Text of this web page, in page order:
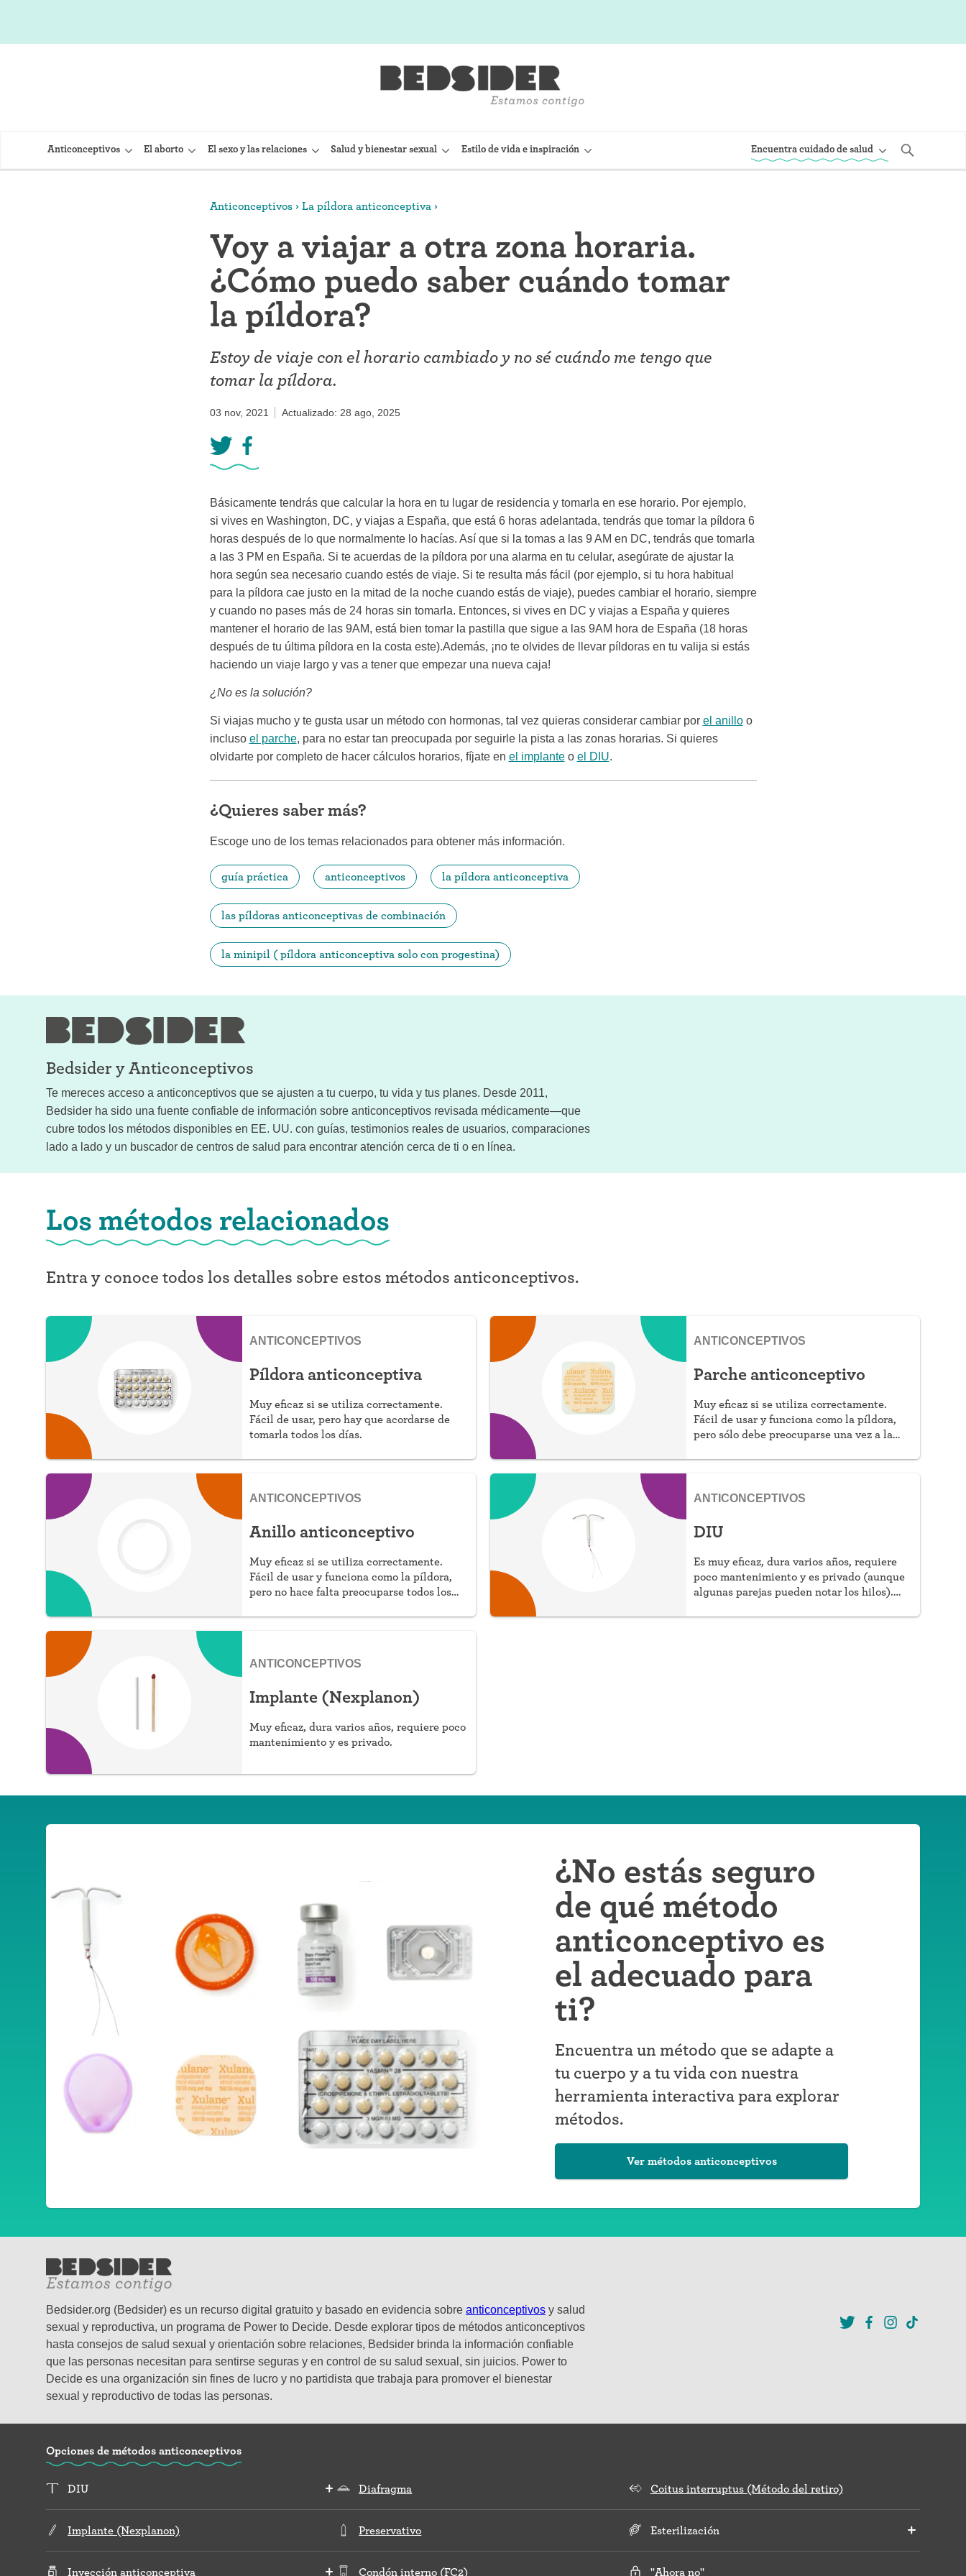
Anticonceptivos
DIU (Dispositivo Intrauterino)
Implante (Nexplanon)
Inyección anticonceptiva (Depo-
Provera)
Anillo anticonceptivo
Parche anticonceptivo
Píldora anticonceptiva
Capuchón cervical
Observación de la fertilidad
retiro)
El aborto El sexo y las relaciones Salud y bienestar sexual Estilo de vida e inspiración Encuentra cuidado de salud
Anticonceptivos La píldora anticonceptiva
Voy a viajar a otra zona horaria.
¿Cómo puedo saber cuándo tomar
la píldora?
Estoy de viaje con el horario cambiado y no sé cuándo me tengo que
tomar la píldora.
03 nov, 2021 Actualizado: 28 ago, 2025
Básicamente tendrás que calcular la hora en tu lugar de residencia y tomarla en ese horario. Por ejemplo,
si vives en Washington, DC, y viajas a España, que está 6 horas adelantada, tendrás que tomar la píldora 6
horas después de lo que normalmente lo hacías. Así que si la tomas a las 9 AM en DC, tendrás que tomarla
a las 3 PM en España. Si te acuerdas de la píldora por una alarma en tu celular, asegúrate de ajustar la
hora según sea necesario cuando estés de viaje. Si te resulta más fácil (por ejemplo, si tu hora habitual
para la píldora cae justo en la mitad de la noche cuando estás de viaje), puedes cambiar el horario, siempre
y cuando no pases más de 24 horas sin tomarla. Entonces, si vives en DC y viajas a España y quieres
mantener el horario de las 9AM, está bien tomar la pastilla que sigue a las 9AM hora de España (18 horas
después de tu última píldora en la costa este).Además, ¡no te olvides de llevar píldoras en tu valija si estás
haciendo un viaje largo y vas a tener que empezar una nueva caja!
¿No es la solución?
Si viajas mucho y te gusta usar un método con hormonas, tal vez quieras considerar cambiar por el anilloo
incluso el parche, para no estar tan preocupada por seguirle la pista a las zonas horarias. Si quieres
olvidarte por completo de hacer cálculos horarios, fíjate en el implanteo el DIU.
¿Quieres saber más?
Escoge uno de los temas relacionados para obtener más información.
guía práctica anticonceptivos la píldora anticonceptiva
las píldoras anticonceptivas de combinación
la minipil ( píldora anticonceptiva solo con progestina)
Bedsider yAnticonceptivos
Te mereces acceso a anticonceptivos que se ajusten a tu cuerpo, tu vida y tus planes. Desde 2011,
Bedsider ha sido una fuente confiable de información sobre anticonceptivos revisada médicamente—que
cubre todos los métodos disponibles en EE. UU. con guías, testimonios reales de usuarios, comparaciones
lado a lado y un buscador de centros de salud para encontrar atención cerca de ti o en línea.
Los métodos relacionados
Entra y conoce todos los detalles sobre estos métodos anticonceptivos.
ANTICONCEPTIVOS
Píldora anticonceptiva
Muy eficaz si se utiliza correctamente.
Fácil de usar, pero hay que acordarse de
tomarla todos los días.
ANTICONCEPTIVOS
Parche anticonceptivo
Muy eficaz si se utiliza correctamente.
Fácil de usar y funciona como la píldora,
pero sólo debe preocuparse una vez a la
ANTICONCEPTIVOS
Anillo anticonceptivo
Muy eficaz si se utiliza correctamente.
Fácil de usar y funciona como la píldora,
pero no hace falta preocuparse todos los
ANTICONCEPTIVOS
DIU
Es muy eficaz, dura varios años, requiere
poco mantenimiento y es privado (aunque
algunas parejas pueden notar los hilos).
hormonal.
ANTICONCEPTIVOS
Implante (Nexplanon)
Muy eficaz, dura varios años, requiere poco
mantenimiento y es privado.
¿No estás seguro
de qué método
anticonceptivo es
el adecuado para
ti?
Encuentra un método que se adapte a
tu cuerpo y a tu vida con nuestra
herramienta interactiva para explorar
métodos.
Ver métodos anticonceptivos
Bedsider.org (Bedsider) es un recurso digital gratuito y basado en evidencia sobre anticonceptivos y salud
sexual y reproductiva, un programa de Power to Decide. Desde explorar tipos de métodos anticonceptivos
hasta consejos de salud sexual y orientación sobre relaciones, Bedsider brinda la información confiable
que las personas necesitan para sentirse seguras y en control de su salud sexual, sin juicios. Power to
Decide es una organización sin fines de lucro y no partidista que trabaja para promover el bienestar
sexual y reproductivo de todas las personas.
Opciones de métodos anticonceptivos
DIU
Implante (Nexplanon)
Inyección anticonceptiva
Diafragma
Preservativo
Condón interno (FC2)
Coitus interruptus (Método del retiro)
Esterilización
"Ahora no"